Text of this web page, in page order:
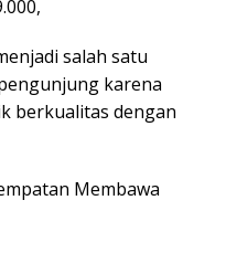
salah satu
karena
berkualitas dengan
Membawa